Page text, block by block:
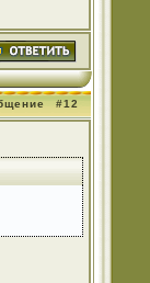
#12